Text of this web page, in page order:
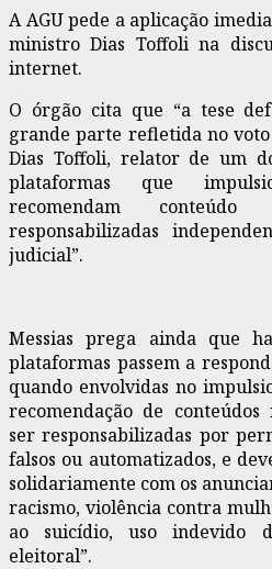
A AGU pede a aplicação
ministro Dias Toffoli na
internet.
O órgão cita que “a tese
grande parte refletida no
Dias Toffoli, relator de um
plataformas que
recomendam
responsabilizadas
judicial”.
Messias prega ainda que
plataformas passem a
quando envolvidas no
recomendação de
ser responsabilizadas por
falsos ou automatizados, e
solidariamente com os
racismo, violência contra
ao suicídio, uso indevido
eleitoral”.